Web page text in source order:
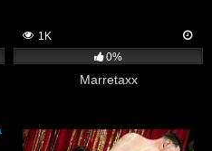
1K
0%
Marretaxx